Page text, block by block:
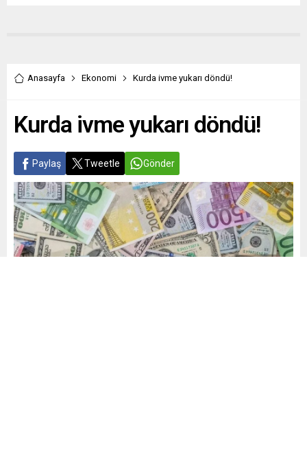
Anasayfa Ekonomi Kurda ivme yukarı döndü!
Kurda ivme yukarı döndü!
Paylaş Tweetle Gönder